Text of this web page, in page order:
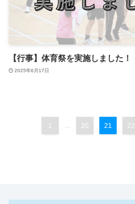
【行事】体育祭を実施しました！
2025年6月17日
1 ... 20 21 22